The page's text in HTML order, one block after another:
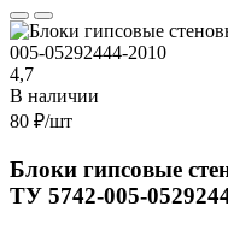
4,7
В наличии
80 ₽/шт
Блоки гипсовые
ТУ 5742-005-